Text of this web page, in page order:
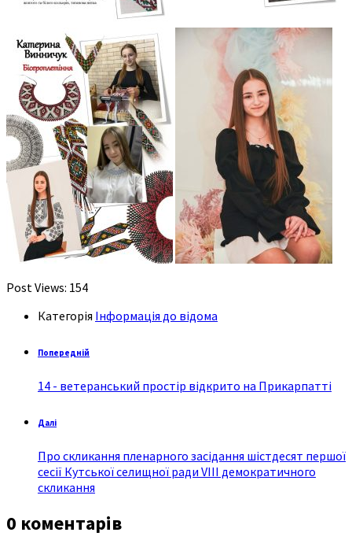
Post Views: 154
Категорія Інформація до відома
Попередній
14 - ветеранський простір відкрито на Прикарпатті
Далі
Про скликання пленарного засідання шістдесят першої
сесії Кутської селищної ради VIII демократичного
скликання
0 коментарів